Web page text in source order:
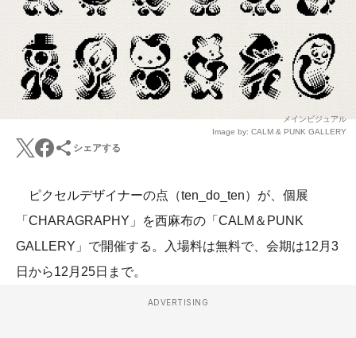
メインビジュアル
Image by: CALM & PUNK GALLERY
シェアする
ピクセルデザイナーの点（ten_do_ten）が、個展
「CHARAGRAPHY」を西麻布の「CALM＆PUNK
GALLERY」で開催する。入場料は無料で、会期は12月3
日から12月25日まで。
ADVERTISING